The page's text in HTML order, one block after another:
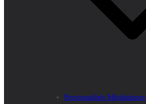
Personnalités Médiatiques